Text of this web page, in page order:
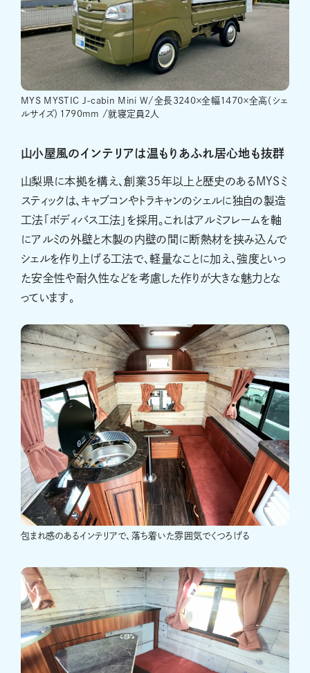
MYS MYSTIC J-cabin Mini W/全長3240×全幅1470×全高（シェ
ルサイズ）1790mm /就寝定員2人
山小屋風のインテリアは温もりあふれ居心地も抜群
山梨県に本拠を構え、創業35年以上と歴史のあるMYSミ
スティックは、キャブコンやトラキャンのシェルに独自の製造
工法「ボディバス工法」を採用。これはアルミフレームを軸
にアルミの外壁と木製の内壁の間に断熱材を挟み込んで
シェルを作り上げる工法で、軽量なことに加え、強度といっ
た安全性や耐久性などを考慮した作りが大きな魅力とな
っています。
包まれ感のあるインテリアで、落ち着いた雰囲気でくつろげる